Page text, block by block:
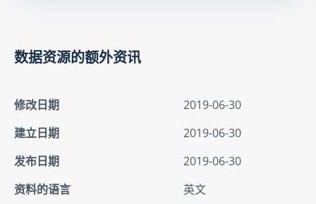
数据资源的额外资讯
修改日期
2019-06-30
建立日期
2019-06-30
发布日期
2019-06-30
资料的语言
英文